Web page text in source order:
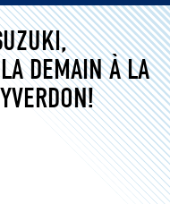
DEMAIN À LA